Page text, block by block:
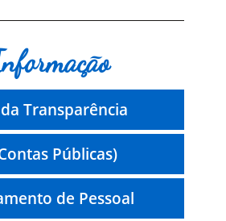
Transparência
Públicas)
de Pessoal